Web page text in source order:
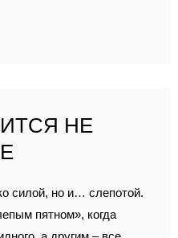
НЕ
силой, но и… слепотой.
пятном», когда